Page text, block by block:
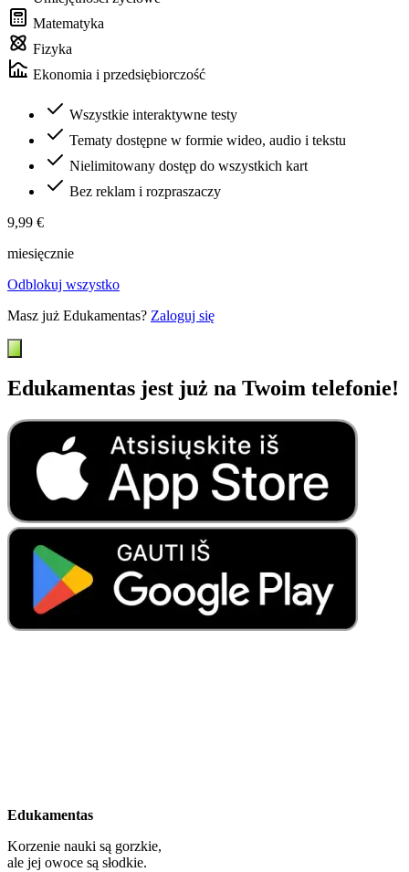
Matematyka
Fizyka
Ekonomia i przedsiębiorczość
Wszystkie interaktywne testy
Tematy dostępne w formie wideo, audio i tekstu
Nielimitowany dostęp do wszystkich kart
Bez reklam i rozpraszaczy
9,99 €
miesięcznie
Odblokuj wszystko
Masz już Edukamentas? Zaloguj się
Edukamentas jest już na Twoim telefonie!
Edukamentas
Korzenie nauki są gorzkie,
ale jej owoce są słodkie.